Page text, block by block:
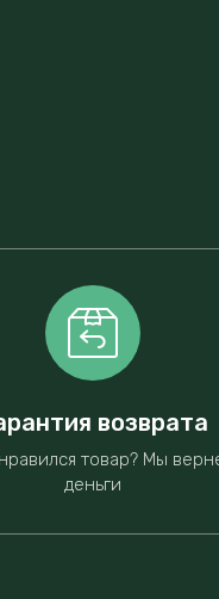
возврата
товар? Мы
деньги